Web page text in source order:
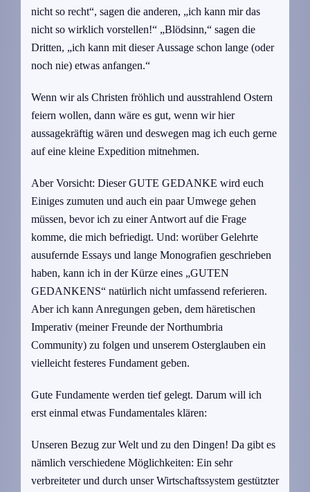
nicht so recht“, sagen die anderen, „ich kann mir das
nicht so wirklich vorstellen!“ „Blödsinn,“ sagen die
Dritten, „ich kann mit dieser Aussage schon lange (oder
noch nie) etwas anfangen.“
Wenn wir als Christen fröhlich und ausstrahlend Ostern
feiern wollen, dann wäre es gut, wenn wir hier
aussagekräftig wären und deswegen mag ich euch gerne
auf eine kleine Expedition mitnehmen.
Aber Vorsicht: Dieser GUTE GEDANKE wird euch
Einiges zumuten und auch ein paar Umwege gehen
müssen, bevor ich zu einer Antwort auf die Frage
komme, die mich befriedigt. Und: worüber Gelehrte
ausufernde Essays und lange Monografien geschrieben
haben, kann ich in der Kürze eines „GUTEN
GEDANKENS“ natürlich nicht umfassend referieren.
Aber ich kann Anregungen geben, dem häretischen
Imperativ (meiner Freunde der Northumbria
Community) zu folgen und unserem Osterglauben ein
vielleicht festeres Fundament geben.
Gute Fundamente werden tief gelegt. Darum will ich
erst einmal etwas Fundamentales klären:
Unseren Bezug zur Welt und zu den Dingen! Da gibt es
nämlich verschiedene Möglichkeiten: Ein sehr
verbreiteter und durch unser Wirtschaftssystem gestützter